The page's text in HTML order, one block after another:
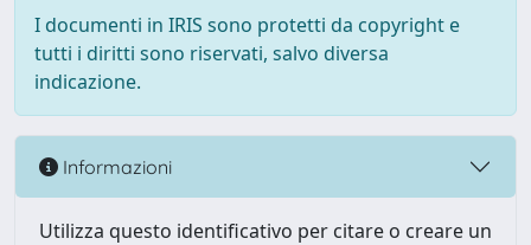
I documenti in IRIS sono protetti da copyright e
tutti i diritti sono riservati, salvo diversa
indicazione.
Informazioni
Utilizza questo identificativo per citare o creare un